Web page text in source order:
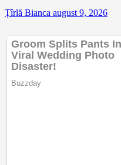
Țîrlă Bianca august 9, 2026